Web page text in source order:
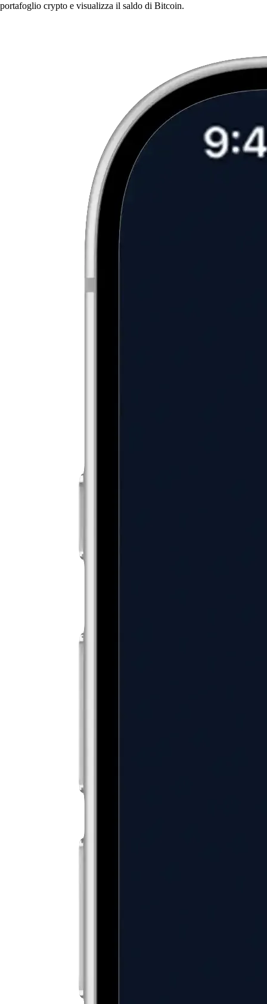
portafoglio crypto e visualizza il saldo di Bitcoin.